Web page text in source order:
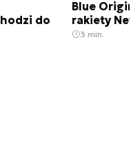
do
Blue
rakiety
3 min.